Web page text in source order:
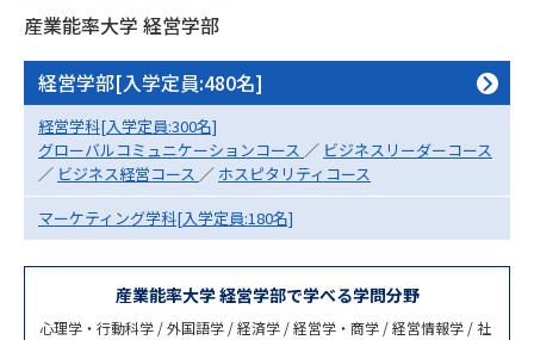
専門学校の資料請求
留学・進学関連、塾・予備校
大学入学共通テスト「受験案
内」の請求
大学入学共通テスト「受験上の
配慮案内」の請求
高等学校卒業程度認定試験
幼稚園教員資格認定試験 小学校教員資格認定試験
産業能率大学 経営学部
経営学部[入学定員:480名]
経営学科[入学定員:300名]
グローバルコミュニケーションコース ／ ビジネスリーダーコース
／ ビジネス経営コース ／ ホスピタリティコース
マーケティング学科[入学定員:180名]
産業能率大学 経営学部で学べる学問分野
心理学・行動科学 / 外国語学 / 経済学 / 経営学・商学 / 経営情報学 / 社